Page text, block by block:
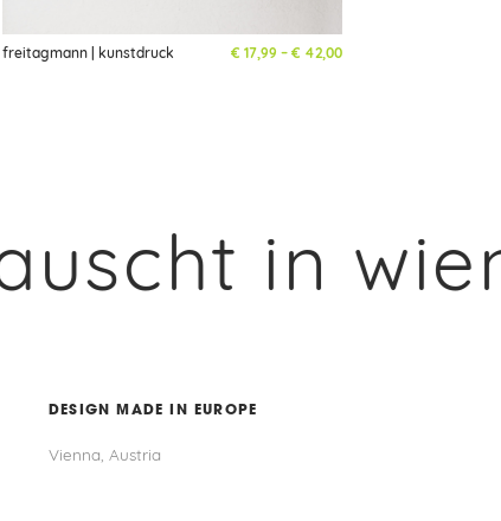
€ 17,99 bis € 52,00
freitagmann | kunstdruck € 17,99 – € 42,00Preisspanne: € 17,99
in wien
DESIGN MADE IN EUROPE
Vienna, Austria